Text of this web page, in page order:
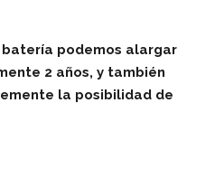
batería podemos alargar
2 años, y también
la posibilidad de